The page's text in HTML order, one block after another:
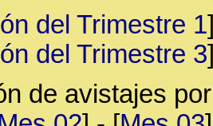
del Trimestre 1
del Trimestre 3
de avistajes